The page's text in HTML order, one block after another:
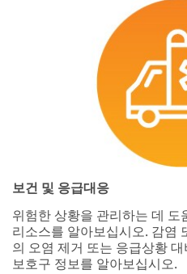
보건 및 응급대응
위험한 상황을 관리하는 데
리소스를 알아보십시오. 감염
의 오염 제거 또는 응급상황
보호구 정보를 알아보십시오.